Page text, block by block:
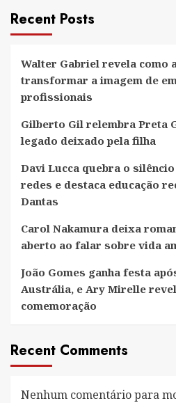
Recent Posts
Walter Gabriel revela como
transformar a imagem de
profissionais
Gilberto Gil relembra Preta
legado deixado pela filha
Davi Lucca quebra o
redes e destaca educação
Dantas
Carol Nakamura deixa
aberto ao falar sobre vida
João Gomes ganha festa
Austrália, e Ary Mirelle
comemoração
Recent Comments
Nenhum comentário para